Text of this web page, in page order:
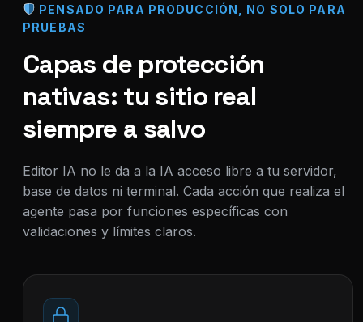
PENSADO PARA PRODUCCIÓN, NO SOLO PARA
PRUEBAS
Capas de protección
nativas: tu sitio real
siempre a salvo
Editor IA no le da a la IA acceso libre a tu servidor,
base de datos ni terminal. Cada acción que realiza el
agente pasa por funciones específicas con
validaciones y límites claros.